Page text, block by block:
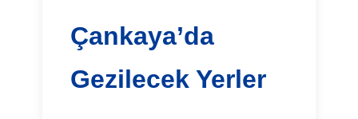
Çankaya’da
Gezilecek Yerler